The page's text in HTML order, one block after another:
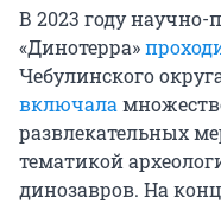
В 2023 году
«Динотерра»
Чебулинского
включала
развлекательных
тематикой
динозавров. На